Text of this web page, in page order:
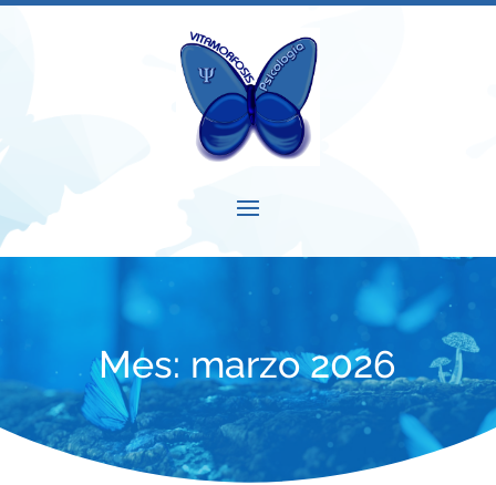
Mes: marzo 2026